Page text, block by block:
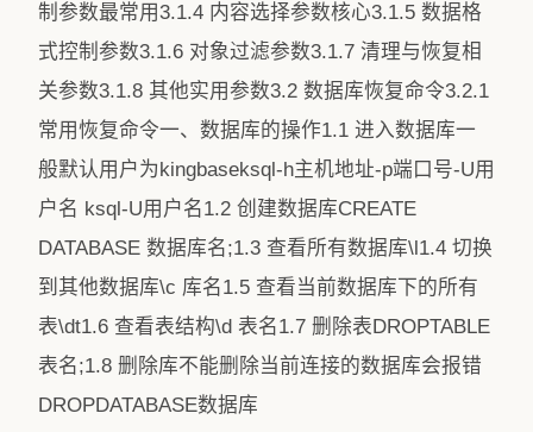
制参数最常用3.1.4 内容选择参数核心3.1.5 数据格
式控制参数3.1.6 对象过滤参数3.1.7 清理与恢复相
关参数3.1.8 其他实用参数3.2 数据库恢复命令3.2.1
常用恢复命令一、数据库的操作1.1 进入数据库一
般默认用户为kingbaseksql-h主机地址-p端口号-U用
户名 ksql-U用户名1.2 创建数据库CREATE
DATABASE 数据库名;1.3 查看所有数据库\l1.4 切换
到其他数据库\c 库名1.5 查看当前数据库下的所有
表\dt1.6 查看表结构\d 表名1.7 删除表DROPTABLE
表名;1.8 删除库不能删除当前连接的数据库会报错
DROPDATABASE数据库